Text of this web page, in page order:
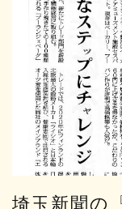
埼玉新聞の